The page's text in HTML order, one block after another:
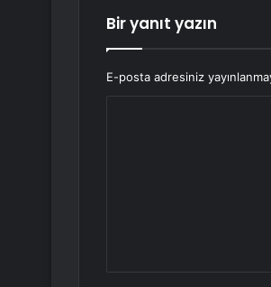
Bir yanıt yazın
E-posta adresiniz